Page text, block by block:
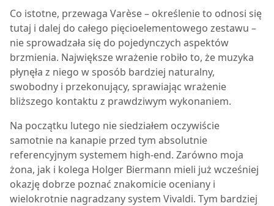
Co istotne, przewaga Varèse – określenie to odnosi się
tutaj i dalej do całego pięcioelementowego zestawu –
nie sprowadzała się do pojedynczych aspektów
brzmienia. Największe wrażenie robiło to, że muzyka
płynęła z niego w sposób bardziej naturalny,
swobodny i przekonujący, sprawiając wrażenie
bliższego kontaktu z prawdziwym wykonaniem.
Na początku lutego nie siedziałem oczywiście
samotnie na kanapie przed tym absolutnie
referencyjnym systemem high-end. Zarówno moja
żona, jak i kolega Holger Biermann mieli już wcześniej
okazję dobrze poznać znakomicie oceniany i
wielokrotnie nagradzany system Vivaldi. Tym bardziej